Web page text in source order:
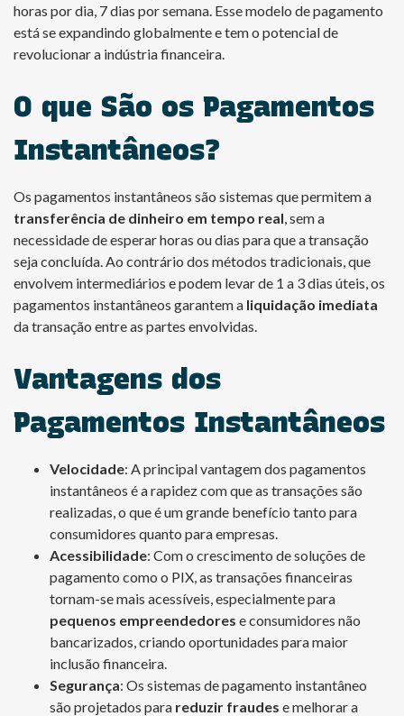
horas por dia, 7 dias por semana. Esse modelo de pagamento
está se expandindo globalmente e tem o potencial de
revolucionar a indústria financeira.
O que São os Pagamentos
Instantâneos?
Os pagamentos instantâneos são sistemas que permitem a
transferência de dinheiro em tempo real, sem a
necessidade de esperar horas ou dias para que a transação
seja concluída. Ao contrário dos métodos tradicionais, que
envolvem intermediários e podem levar de 1 a 3 dias úteis, os
pagamentos instantâneos garantem a liquidação imediata
da transação entre as partes envolvidas.
Vantagens dos
Pagamentos Instantâneos
Velocidade: A principal vantagem dos pagamentos
instantâneos é a rapidez com que as transações são
realizadas, o que é um grande benefício tanto para
consumidores quanto para empresas.
Acessibilidade: Com o crescimento de soluções de
pagamento como o PIX, as transações financeiras
tornam-se mais acessíveis, especialmente para
pequenos empreendedores e consumidores não
bancarizados, criando oportunidades para maior
inclusão financeira.
Segurança: Os sistemas de pagamento instantâneo
são projetados para reduzir fraudes e melhorar a